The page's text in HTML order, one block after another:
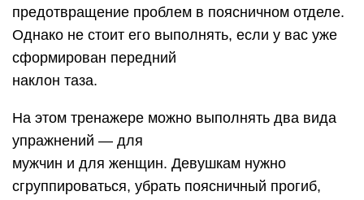
предотвращение проблем в поясничном отделе.
Однако не стоит его выполнять, если у вас уже
сформирован передний
наклон таза.
На этом тренажере можно выполнять два вида
упражнений — для
мужчин и для женщин. Девушкам нужно
сгруппироваться, убрать поясничный прогиб,